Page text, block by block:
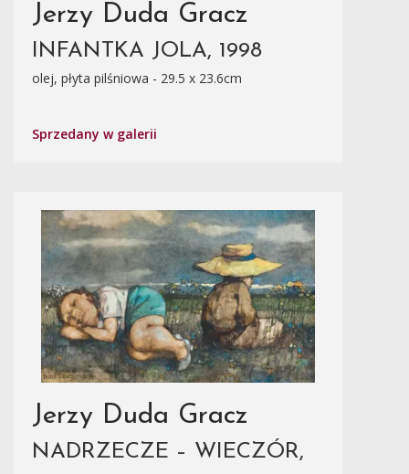
Jerzy Duda Gracz
INFANTKA JOLA, 1998
olej, płyta pilśniowa - 29.5 x 23.6cm
Sprzedany w galerii
Jerzy Duda Gracz
NADRZECZE – WIECZÓR,